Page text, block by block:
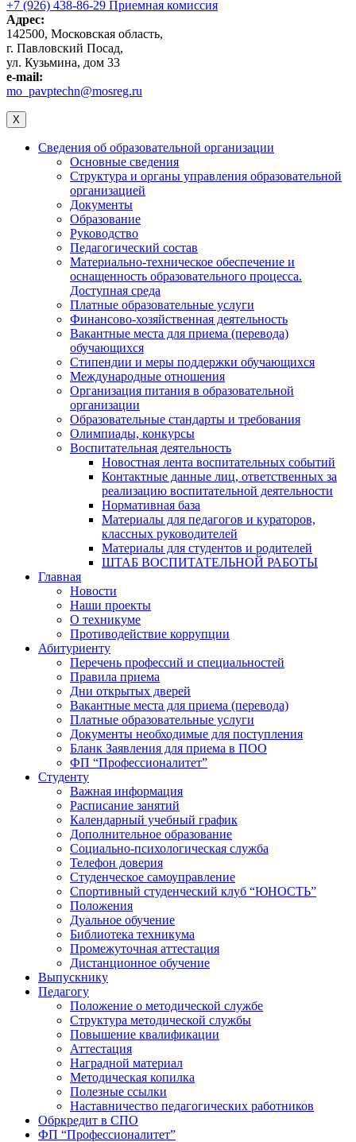
+7 (926) 438-86-29 Приемная комиссия
Адрес:
142500, Московская область,
г. Павловский Посад,
ул. Кузьмина, дом 33
e-mail:
mo_pavptechn@mosreg.ru
X
Сведения об образовательной организации
Основные сведения
Структура и органы управления образовательной
организацией
Документы
Образование
Руководство
Педагогический состав
Материально-техническое обеспечение и
оснащенность образовательного процесса.
Доступная среда
Платные образовательные услуги
Финансово-хозяйственная деятельность
Вакантные места для приема (перевода)
обучающихся
Стипендии и меры поддержки обучающихся
Международные отношения
Организация питания в образовательной
организации
Образовательные стандарты и требования
Олимпиады, конкурсы
Воспитательная деятельность
Новостная лента воспитательных событий
Контактные данные лиц, ответственных за
реализацию воспитательной деятельности
Нормативная база
Материалы для педагогов и кураторов,
классных руководителей
Материалы для студентов и родителей
ШТАБ ВОСПИТАТЕЛЬНОЙ РАБОТЫ
Главная
Новости
Наши проекты
О техникуме
Противодействие коррупции
Абитуриенту
Перечень профессий и специальностей
Правила приема
Дни открытых дверей
Вакантные места для приема (перевода)
Платные образовательные услуги
Документы необходимые для поступления
Бланк Заявления для приема в ПОО
ФП “Профессионалитет”
Студенту
Важная информация
Расписание занятий
Календарный учебный график
Дополнительное образование
Социально-психологическая служба
Телефон доверия
Студенческое самоуправление
Спортивный студенческий клуб “ЮНОСТЬ”
Положения
Дуальное обучение
Библиотека техникума
Промежуточная аттестация
Дистанционное обучение
Выпускнику
Педагогу
Положение о методической службе
Структура методической службы
Повышение квалификации
Аттестация
Наградной материал
Методическая копилка
Полезные ссылки
Наставничество педагогических работников
Обркредит в СПО
ФП “Профессионалитет”